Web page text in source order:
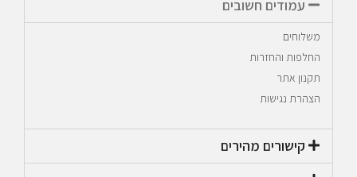
עמודים חשובים
משלוחים
החלפות והחזרות
תקנון אתר
הצהרת נגישות
קישורים מהירים​